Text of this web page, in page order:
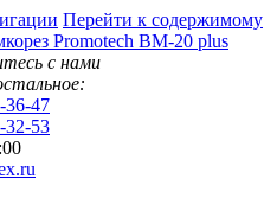
Перейти к содержимому
с нами
36-47
32-53